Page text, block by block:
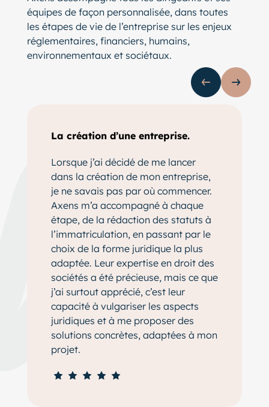
équipes de façon personnalisée, dans toutes
les étapes de vie de l’entreprise sur les enjeux
réglementaires, financiers, humains,
environnementaux et sociétaux.
Slide précédente
Slide
La création d’une entreprise.
Lorsque j’ai décidé de me lancer
dans la création de mon entreprise,
je ne savais pas par où commencer.
Axens m’a accompagné à chaque
étape, de la rédaction des statuts à
l’immatriculation, en passant par le
choix de la forme juridique la plus
adaptée. Leur expertise en droit des
sociétés a été précieuse, mais ce que
j’ai surtout apprécié, c’est leur
capacité à vulgariser les aspects
juridiques et à me proposer des
solutions concrètes, adaptées à mon
projet.